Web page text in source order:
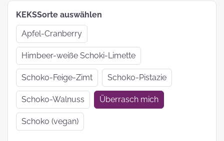
KEKSSorte auswählen
Apfel-Cranberry
Himbeer-weiße Schoki-Limette
Schoko-Feige-Zimt Schoko-Pistazie
Schoko-Walnuss Überrasch mich
Schoko (vegan)